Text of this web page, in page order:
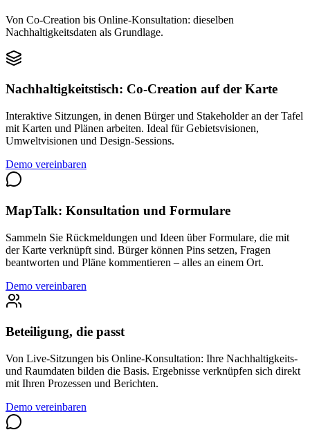
Von Co-Creation bis Online-Konsultation: dieselben
Nachhaltigkeitsdaten als Grundlage.
Nachhaltigkeitstisch: Co-Creation auf der Karte
Interaktive Sitzungen, in denen Bürger und Stakeholder an der Tafel
mit Karten und Plänen arbeiten. Ideal für Gebietsvisionen,
Umweltvisionen und Design-Sessions.
Demo vereinbaren
MapTalk: Konsultation und Formulare
Sammeln Sie Rückmeldungen und Ideen über Formulare, die mit
der Karte verknüpft sind. Bürger können Pins setzen, Fragen
beantworten und Pläne kommentieren – alles an einem Ort.
Demo vereinbaren
Beteiligung, die passt
Von Live-Sitzungen bis Online-Konsultation: Ihre Nachhaltigkeits-
und Raumdaten bilden die Basis. Ergebnisse verknüpfen sich direkt
mit Ihren Prozessen und Berichten.
Demo vereinbaren